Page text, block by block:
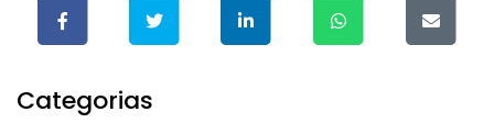
Categorias